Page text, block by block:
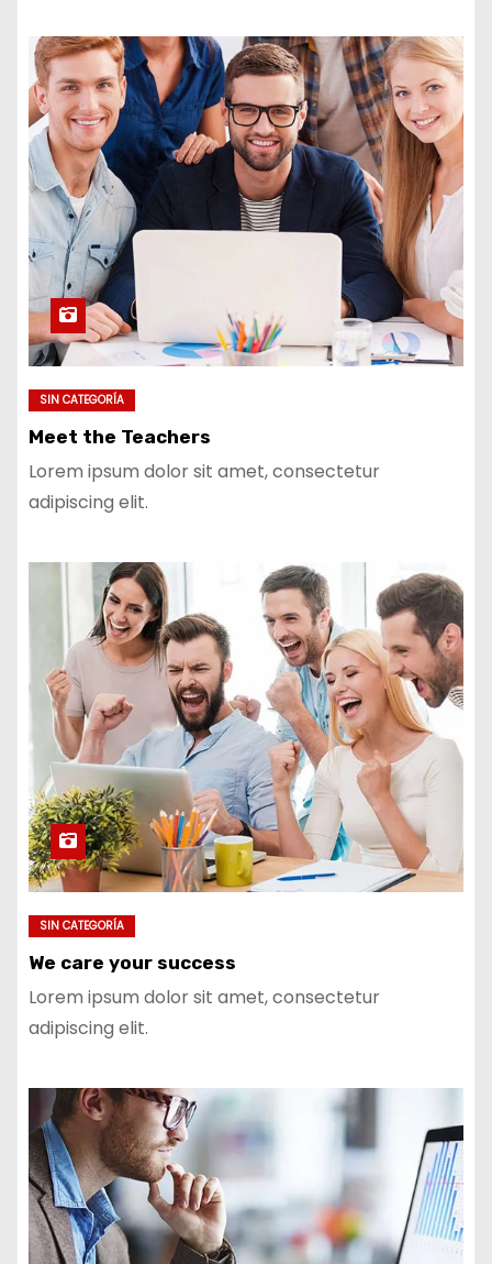
SIN CATEGORÍA
Meet the Teachers
Lorem ipsum dolor sit amet, consectetur
adipiscing elit.
SIN CATEGORÍA
We care your success
Lorem ipsum dolor sit amet, consectetur
adipiscing elit.